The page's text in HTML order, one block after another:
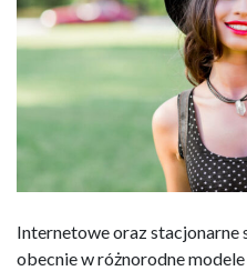
Internetowe oraz
obecnie w różnorodne